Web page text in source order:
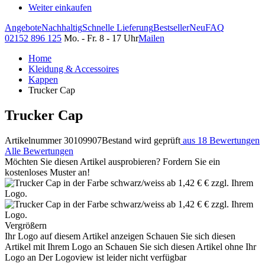
Weiter einkaufen
AngeboteNachhaltigSchnelle LieferungBestsellerNeuFAQ
02152 896 125 Mo. - Fr. 8 - 17 UhrMailen
Home
Kleidung & Accessoires
Kappen
Trucker Cap
Trucker Cap
Artikelnummer 30109907Bestand wird geprüft aus 18 Bewertungen
Alle Bewertungen
Möchten Sie diesen Artikel ausprobieren? Fordern Sie ein
kostenloses Muster an!
Vergrößern
Ihr Logo auf diesem Artikel anzeigen Schauen Sie sich diesen
Artikel mit Ihrem Logo an Schauen Sie sich diesen Artikel ohne Ihr
Logo an Der Logoview ist leider nicht verfügbar